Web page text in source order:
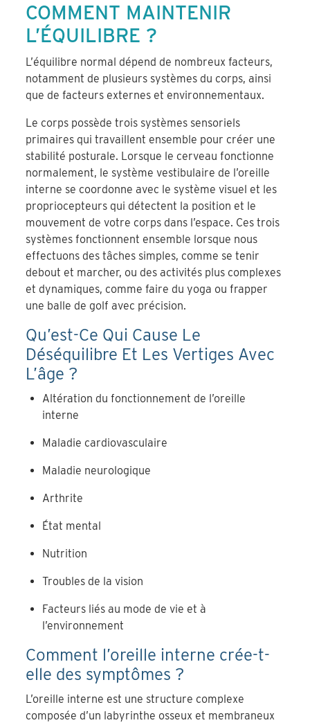
COMMENT MAINTENIR
L’ÉQUILIBRE ?
L’équilibre normal dépend de nombreux facteurs,
notamment de plusieurs systèmes du corps, ainsi
que de facteurs externes et environnementaux.
Le corps possède trois systèmes sensoriels
primaires qui travaillent ensemble pour créer une
stabilité posturale. Lorsque le cerveau fonctionne
normalement, le système vestibulaire de l’oreille
interne se coordonne avec le système visuel et les
propriocepteurs qui détectent la position et le
mouvement de votre corps dans l’espace. Ces trois
systèmes fonctionnent ensemble lorsque nous
effectuons des tâches simples, comme se tenir
debout et marcher, ou des activités plus complexes
et dynamiques, comme faire du yoga ou frapper
une balle de golf avec précision.
Qu’est-Ce Qui Cause Le
Déséquilibre Et Les Vertiges Avec
L’âge ?
Altération du fonctionnement de l’oreille
interne
Maladie cardiovasculaire
Maladie neurologique
Arthrite
État mental
Nutrition
Troubles de la vision
Facteurs liés au mode de vie et à
l’environnement
Comment l’oreille interne crée-t-
elle des symptômes ?
L’oreille interne est une structure complexe
composée d’un labyrinthe osseux et membraneux